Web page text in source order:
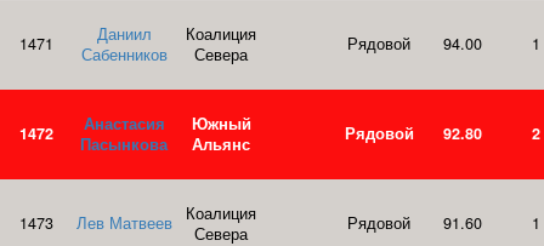
1471
Даниил
Сабенников
Коалиция
Севера
Рядовой 94.00 1
1472
Анастасия
Пасынкова
Южный
Альянс
Рядовой 92.80 2
1473 Лев Матвеев
Коалиция
Севера
Рядовой 91.60 1